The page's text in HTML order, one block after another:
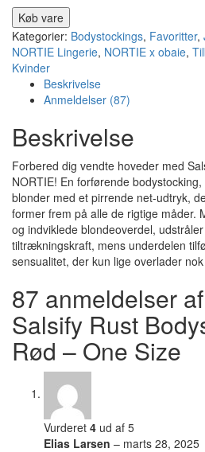
Køb vare
Kategorier: Bodystockings, Favoritter,
NORTIE Lingerie, NORTIE x obaie,
Kvinder
Beskrivelse
Anmeldelser (87)
Beskrivelse
Forbered dig vendte hoveder med
NORTIE! En forførende
blonder med et pirrende net-udtryk,
former frem på alle de rigtige måder.
og indviklede blondeoverdel,
tiltrækningskraft, mens underdelen
sensualitet, der kun lige overlader
87 anmeldelser af
Salsify Rust
Rød – One Size
Vurderet 4 ud af 5
Elias Larsen – marts 28, 2025